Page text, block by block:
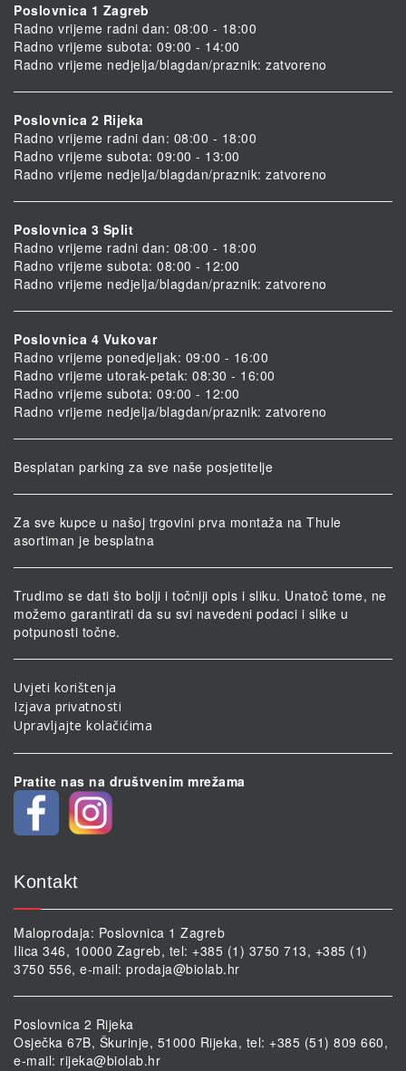
Poslovnica 1 Zagreb
Radno vrijeme radni dan: 08:00 - 18:00
Radno vrijeme subota: 09:00 - 14:00
Radno vrijeme nedjelja/blagdan/praznik: zatvoreno
Poslovnica 2 Rijeka
Radno vrijeme radni dan: 08:00 - 18:00
Radno vrijeme subota: 09:00 - 13:00
Radno vrijeme nedjelja/blagdan/praznik: zatvoreno
Poslovnica 3 Split
Radno vrijeme radni dan: 08:00 - 18:00
Radno vrijeme subota: 08:00 - 12:00
Radno vrijeme nedjelja/blagdan/praznik: zatvoreno
Poslovnica 4 Vukovar
Radno vrijeme ponedjeljak: 09:00 - 16:00
Radno vrijeme utorak-petak: 08:30 - 16:00
Radno vrijeme subota: 09:00 - 12:00
Radno vrijeme nedjelja/blagdan/praznik: zatvoreno
Besplatan parking za sve naše posjetitelje
Za sve kupce u našoj trgovini prva montaža na Thule
asortiman je besplatna
Trudimo se dati što bolji i točniji opis i sliku. Unatoč tome, ne
možemo garantirati da su svi navedeni podaci i slike u
potpunosti točne.
Uvjeti korištenja
Izjava privatnosti
Upravljajte kolačićima
Pratite nas na društvenim mrežama
Kontakt
Maloprodaja: Poslovnica 1 Zagreb
Ilica 346, 10000 Zagreb, tel: +385 (1) 3750 713, +385 (1)
3750 556, e-mail: prodaja@biolab.hr
Poslovnica 2 Rijeka
Osječka 67B, Škurinje, 51000 Rijeka, tel: +385 (51) 809 660,
e-mail: rijeka@biolab.hr